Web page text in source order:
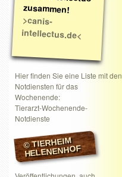
zusammen!
>canis-
intellectus.de<
Hier finden Sie eine Liste mit den
Notdiensten für das
Wochenende:
Tierarzt-Wochenende-
Notdienste
© TIERHEIM
HELENENHOF